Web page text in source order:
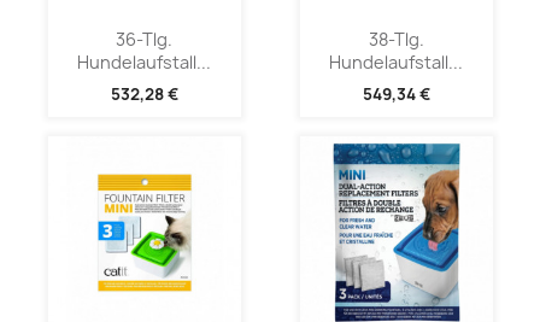
36-Tlg.
Hundelaufstall...
532,28 €
38-Tlg.
Hundelaufstall...
549,34 €